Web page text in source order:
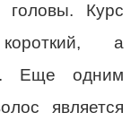
головы. Курс
а
Еще одним
является